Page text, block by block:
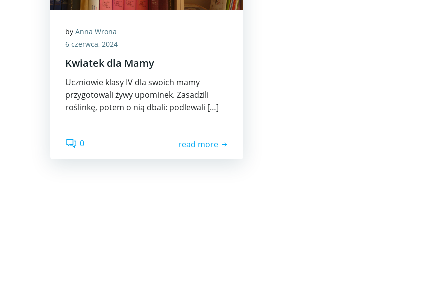
by Anna Wrona
6 czerwca, 2024
Kwiatek dla Mamy
Uczniowie klasy IV dla swoich mamy
przygotowali żywy upominek. Zasadzili
roślinkę, potem o nią dbali: podlewali […]
0 read more